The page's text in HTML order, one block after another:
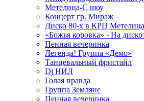
Метелица-С шоу
Концерт гр. Мираж
Диско 80-х в КРЦ
«Божья коровка» - На
Пенная вечеринка
Легенда! Группа «Демо»
Танцевальный фристайл
Dj НИЛ
Голая правда
Группа Земляне
Пенная вечеринка